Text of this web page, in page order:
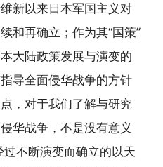
新以来日本军国主义对
和再确立；作为其“国策”
大陆政策发展与演变的
导全面侵华战争的方针
，对于我们了解与研究
华战争，不是没有意义
不断演变而确立的以天